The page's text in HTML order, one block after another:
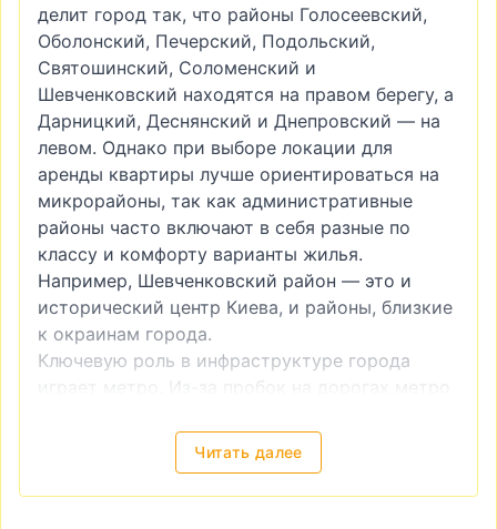
делит город так, что районы Голосеевский,
Оболонский, Печерский, Подольский,
Святошинский, Соломенский и
Шевченковский находятся на правом берегу, а
Дарницкий, Деснянский и Днепровский — на
левом. Однако при выборе локации для
аренды квартиры лучше ориентироваться на
микрорайоны, так как административные
районы часто включают в себя разные по
классу и комфорту варианты жилья.
Например, Шевченковский район — это и
исторический центр Киева, и районы, близкие
к окраинам города.
Ключевую роль в инфраструктуре города
играет метро. Из-за пробок на дорогах метро
транспорта. Поэтому квартира возле метро
всегда будет более привлекательной как в
инвестиционном плане (например, если вы
Читать далее